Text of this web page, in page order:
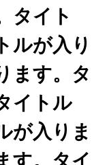
タイト
ルが入り
ます。タ
イトル
が入りま
す。タイ